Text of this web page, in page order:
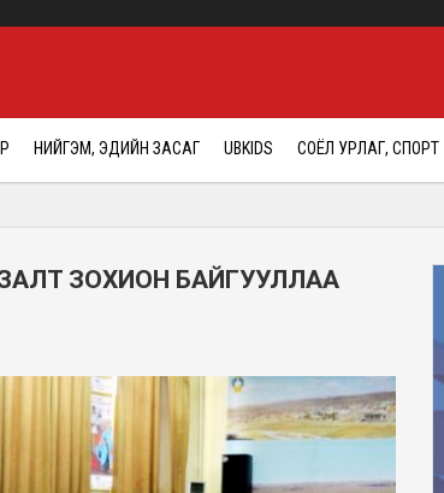
НИЙГЭМ, ЭДИЙН ЗАСАГ UBKIDS СОЁЛ УРЛАГ, СПОРТ
ЗОХИОН БАЙГУУЛЛАА